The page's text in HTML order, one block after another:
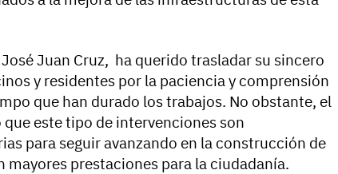
Juan Cruz, ha querido trasladar su sincero
y residentes por la paciencia y comprensión
que han durado los trabajos. No obstante, el
este tipo de intervenciones son
para seguir avanzando en la construcción de
prestaciones para la ciudadanía.